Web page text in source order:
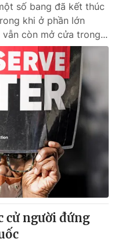
không có sự chấp
khi phát hành lại
số bang đã kết thúc
khi ở phần lớn
còn mở cửa trong...
cử người đứng